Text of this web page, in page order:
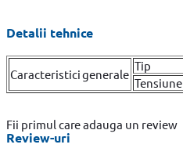
Detalii tehnice
Caracteristici generale
Tip
Tensiune
Fii primul care adauga un review
Review-uri